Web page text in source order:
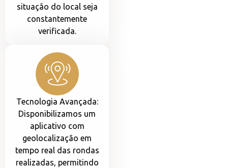
situação do local seja
constantemente
verificada.
Tecnologia Avançada:
Disponibilizamos um
aplicativo com
geolocalização em
tempo real das rondas
realizadas, permitindo